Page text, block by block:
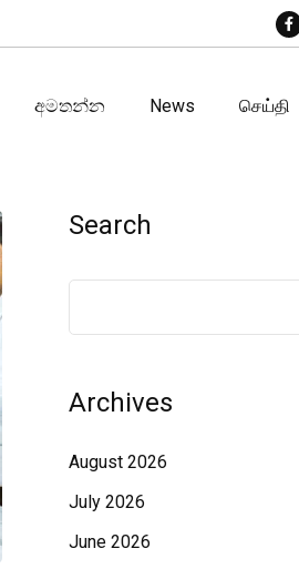
අමතන්න News செய்தி
Search
Archives
August 2026
July 2026
June 2026